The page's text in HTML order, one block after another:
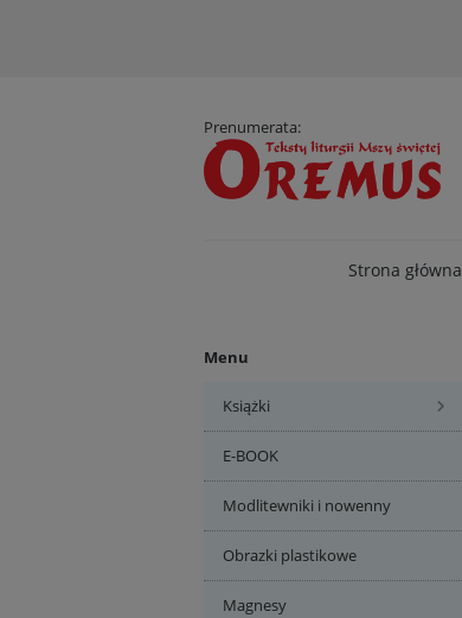
Prenumerata:
Strona główna
Menu
Książki
E-BOOK
Modlitewniki i nowenny
Obrazki plastikowe
Magnesy